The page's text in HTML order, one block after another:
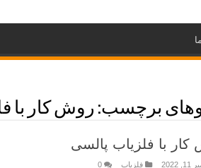
برچسب: روش کار با
با فلزیاب پالسی
فلزیاب 0